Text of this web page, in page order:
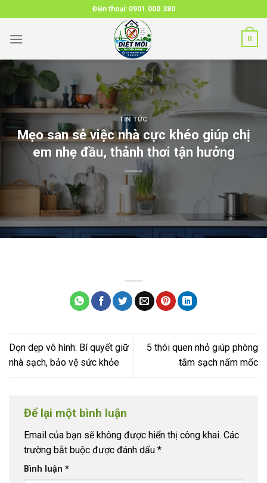
to
content
Điện thoại: 0901.000.380
0
TIN TỨC
Mẹo san sẻ việc nhà cực khéo giúp chị
em nhẹ đầu, thảnh thơi tận hưởng
Dọn dẹp vô hình: Bí quyết giữ
nhà sạch, bảo vệ sức khỏe
5 thói quen nhỏ giúp phòng
tắm sạch nấm mốc
Để lại một bình luận
Email của bạn sẽ không được hiển thị công khai. Các
trường bắt buộc được đánh dấu *
Bình luận *